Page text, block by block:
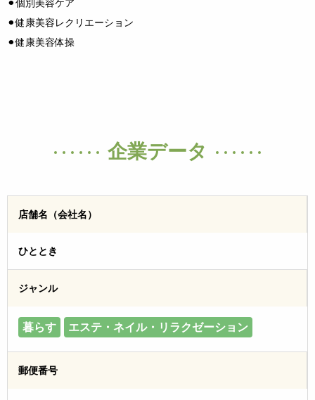
⚫︎個別美容ケア
⚫︎健康美容レクリエーション
⚫︎健康美容体操
企業データ
店舗名（会社名）
ひととき
ジャンル
暮らす エステ・ネイル・リラクゼーション
郵便番号